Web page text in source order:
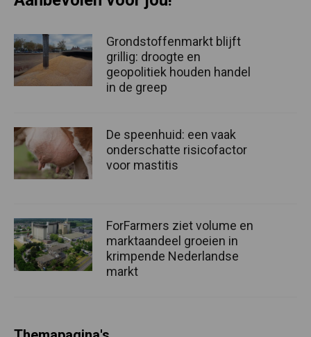
Grondstoffenmarkt blijft
grillig: droogte en
geopolitiek houden handel
in de greep
De speenhuid: een vaak
onderschatte risicofactor
voor mastitis
ForFarmers ziet volume en
marktaandeel groeien in
krimpende Nederlandse
markt